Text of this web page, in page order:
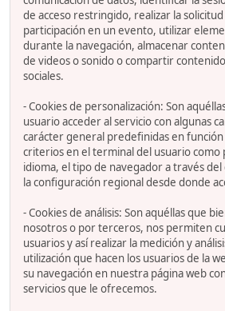
de acceso restringido, realizar la
participación en un evento, utilizar
durante la navegación, almacenar
de videos o sonido o compartir
sociales.
- Cookies de personalización: Son
usuario acceder al servicio con algunas
carácter general predefinidas en
criterios en el terminal del usuario como
idioma, el tipo de navegador a través del
la configuración regional desde donde
- Cookies de análisis: Son aquéllas que
nosotros o por terceros, nos permiten
usuarios y así realizar la medición y
utilización que hacen los usuarios de la
su navegación en nuestra página web
servicios que le ofrecemos.